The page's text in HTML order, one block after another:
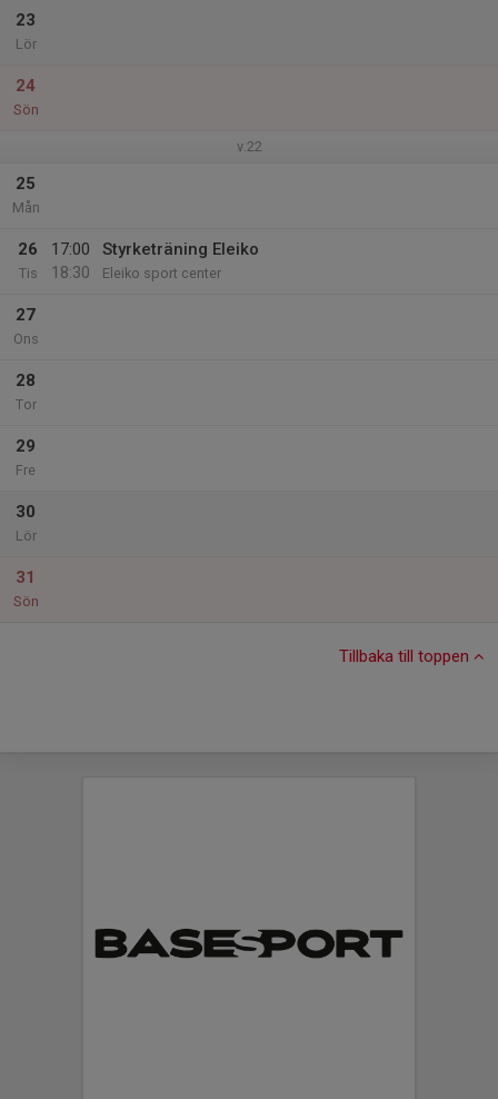
23
Lör
24
Sön
v.22
25
Mån
26
Tis
17:00
18:30
Styrketräning Eleiko
Eleiko sport center
27
Ons
28
Tor
29
Fre
30
Lör
31
Sön
Tillbaka till toppen